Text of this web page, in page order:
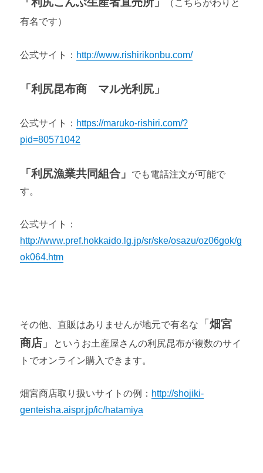
（こちらがわりと
有名です）
公式サイト： http://www.rishirikonbu.com/
「利尻昆布商 マル光利尻」
公式サイト： https://maruko-rishiri.com/?
pid=80571042
「利尻漁業共同組合」
でも電話注文が可能で
す。
公式サイト：
http://www.pref.hokkaido.lg.jp/sr/ske/osazu/oz06gok/g
ok064.htm
その他、直販はありませんが地元で有名な 「畑宮
商店 」
というお土産屋さんの利尻昆布が複数のサイ
トでオンライン購入できます。
畑宮商店取り扱いサイトの例： http://shojiki-
genteisha.aispr.jp/ic/hatamiya